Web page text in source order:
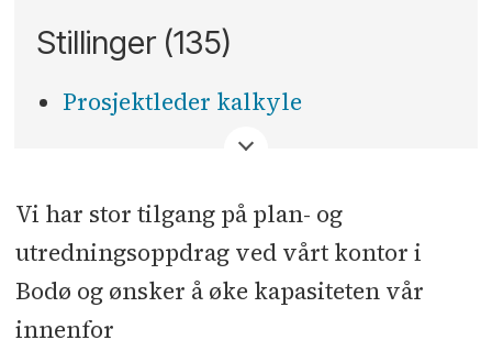
Stillinger (135)
Prosjektleder kalkyle
Vi har stor tilgang på plan- og
utredningsoppdrag ved vårt kontor i
Bodø og ønsker å øke kapasiteten vår
innenfor